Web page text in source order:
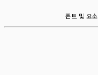
폰트 및 요